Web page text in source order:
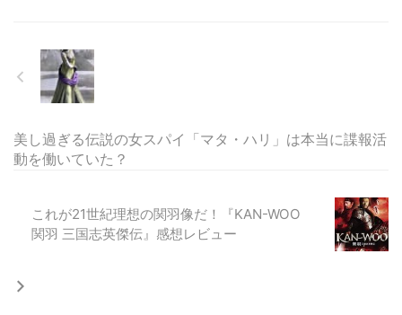
美し過ぎる伝説の女スパイ「マタ・ハリ」は本当に諜報活
動を働いていた？
これが21世紀理想の関羽像だ！『KAN-WOO
関羽 三国志英傑伝』感想レビュー